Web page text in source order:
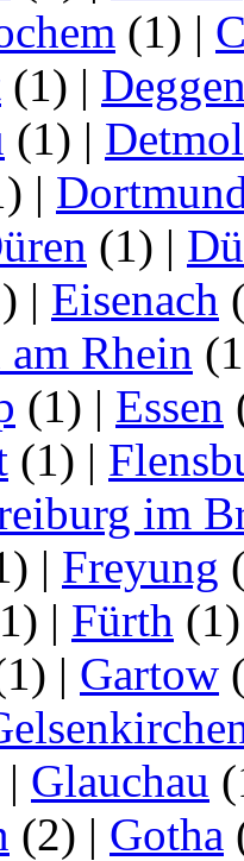
(1) |
(1) |
(1) |
|
(1) |
| Eisenach
Rhein
(1) | Essen
(1) |
im
| Freyung
| Fürth
| Gartow
| Glauchau
(2) | Gotha